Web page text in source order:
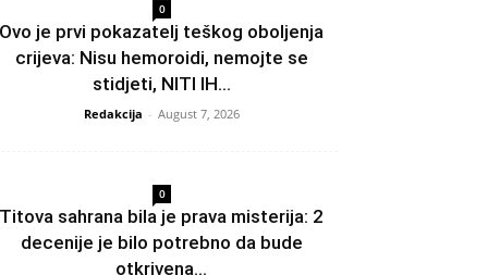
0
Ovo je prvi pokazatelj teškog oboljenja
crijeva: Nisu hemoroidi, nemojte se
stidjeti, NITI IH...
Redakcija - August 7, 2026
0
Titova sahrana bila je prava misterija: 2
decenije je bilo potrebno da bude
otkrivena...